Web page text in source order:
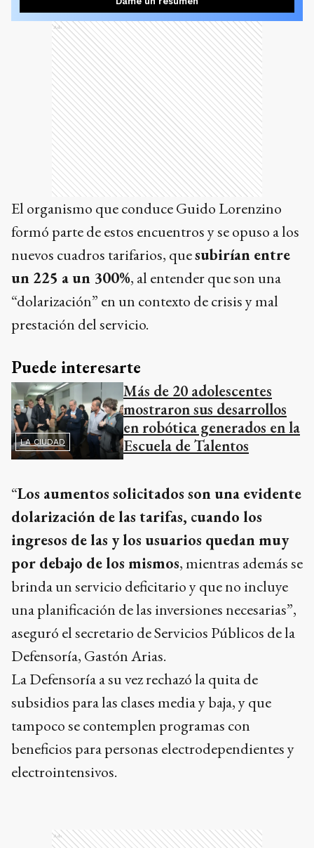
Ads
El organismo que conduce Guido Lorenzino
formó parte de estos encuentros y se opuso a los
nuevos cuadros tarifarios, quesubirían entre
un 225 a un 300%, al entender que son una
“dolarización” en un contexto de crisis y mal
prestación del servicio.
Puede interesarte
LA CIUDAD
Más de 20 adolescentes
mostraron sus desarrollos
en robótica generados en la
Escuela de Talentos
“Los aumentos solicitados son una evidente
dolarización de las tarifas, cuando los
ingresos de las y los usuarios quedan muy
por debajo de los mismos, mientras además se
brinda un servicio deficitario y que no incluye
una planificación de las inversiones necesarias”,
aseguró el secretario de Servicios Públicos de la
Defensoría, Gastón Arias.
La Defensoría a su vez rechazó la quita de
subsidios para las clases media y baja, y que
tampoco se contemplen programas con
beneficios para personas electrodependientes y
electrointensivos.
Ads